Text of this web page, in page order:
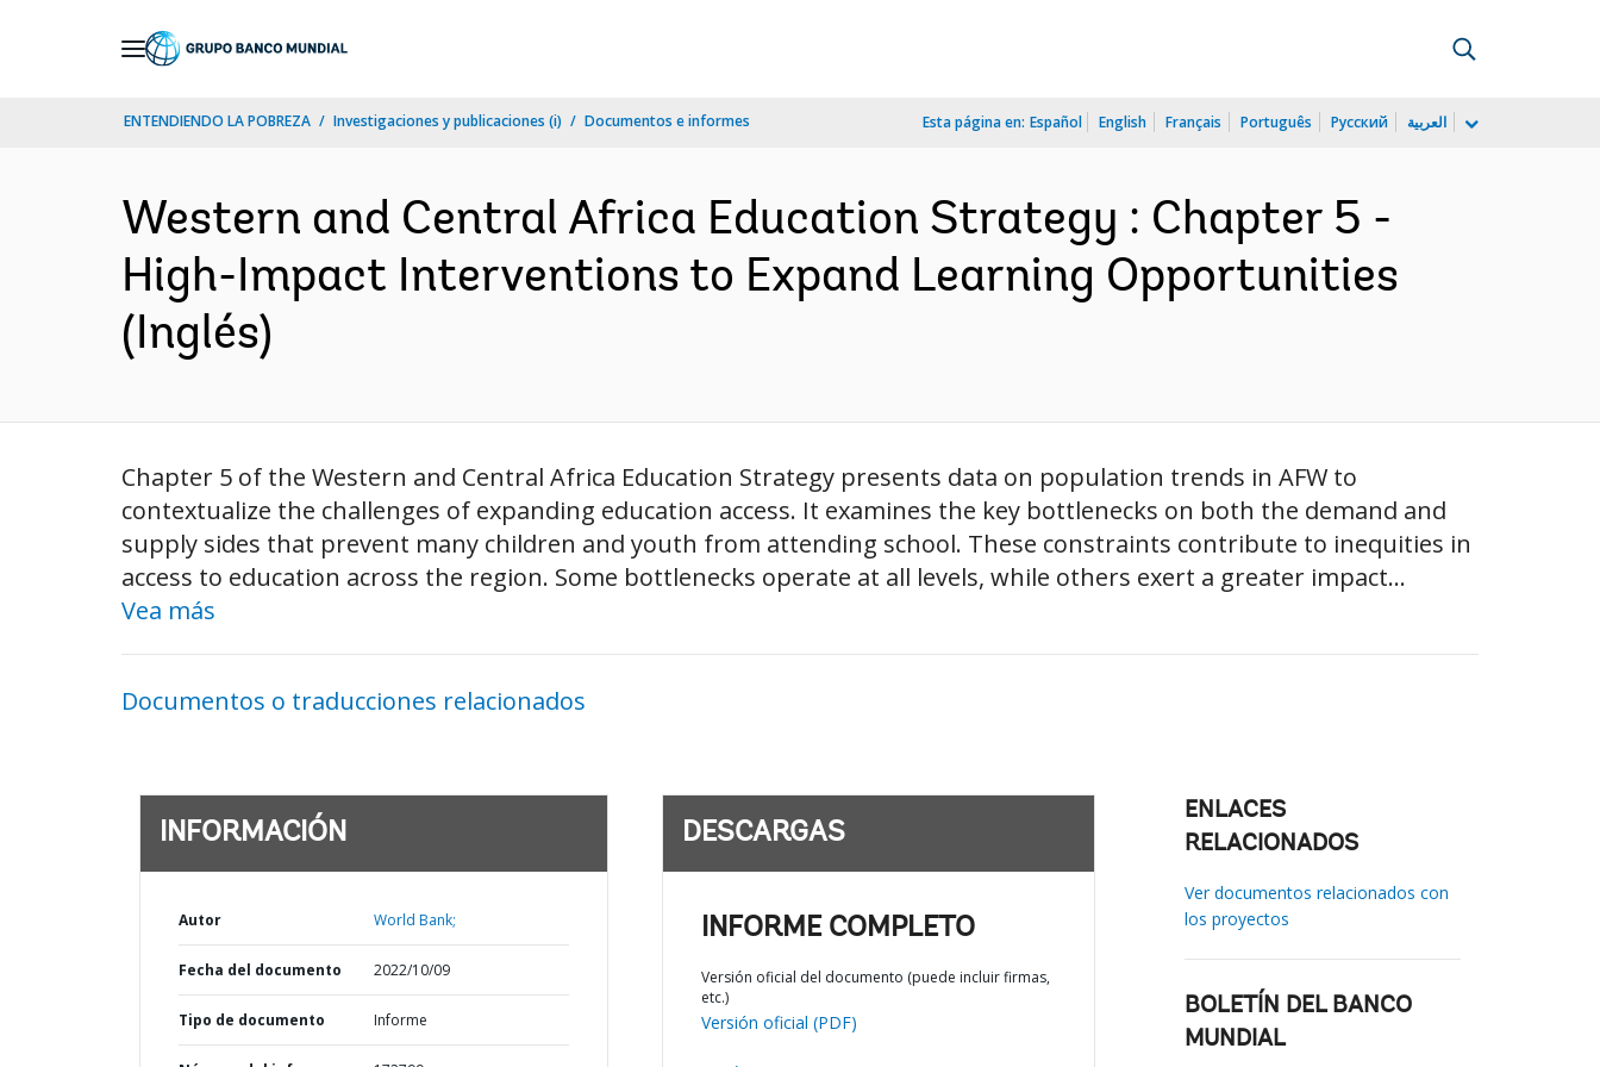
ENTENDIENDO LA POBREZA Investigaciones y publicaciones (i) Documentos e informes Esta página en: Español English Français Português Русский العربية
Western and Central Africa Education Strategy : Chapter 5 -
High-Impact Interventions to Expand Learning Opportunities
(Inglés)
Chapter 5 of the Western and Central Africa Education Strategy presents data on population trends in AFW to
contextualize the challenges of expanding education access. It examines the key bottlenecks on both the demand and
supply sides that prevent many children and youth from attending school. These constraints contribute to inequities in
access to education across the region. Some bottlenecks operate at all levels, while others exert a greater impact...
Vea más
Documentos o traducciones relacionados
INFORMACIÓN
Autor World Bank;
Fecha del documento 2022/10/09
Tipo de documento Informe
DESCARGAS
INFORME COMPLETO
Versión oficial del documento (puede incluir firmas,
etc.)
Versión oficial (PDF)
ENLACES
RELACIONADOS
Ver documentos relacionados con
los proyectos
BOLETÍN DEL BANCO
MUNDIAL